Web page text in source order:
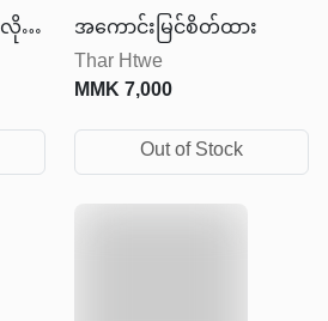
လို
အကောင်းမြင်စိတ်ထား
Thar Htwe
MMK7,000
Out of Stock